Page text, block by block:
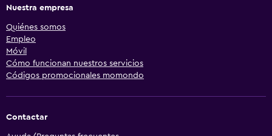
Nuestra empresa
Quiénes somos
Empleo
Móvil
Cómo funcionan nuestros servicios
Códigos promocionales momondo
Contactar